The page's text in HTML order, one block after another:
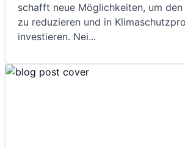
schafft neue Möglichkeiten, um
zu reduzieren und in
investieren. Nei...